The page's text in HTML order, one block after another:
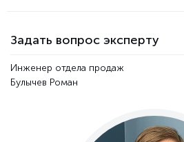
Задать вопрос эксперту
Инженер отдела продаж
Булычев Роман